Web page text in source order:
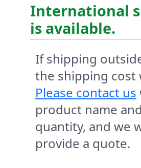
International
is available.
If shipping
the shipping cost
Please contact us
product name and
quantity, and we
provide a quote.